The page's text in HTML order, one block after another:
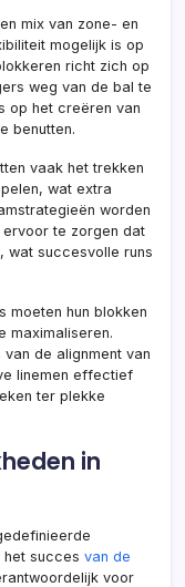
mix van zone- en
mogelijk is op
richt zich op
weg van de bal te
op het creëren van
benutten.
vaak het trekken
wat extra
worden
te zorgen dat
wat succesvolle runs
moeten hun blokken
maximaliseren.
de alignment van
linemen effectief
ter plekke
in
het succes van de
voor